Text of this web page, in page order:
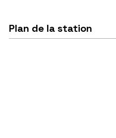
Plan de la station